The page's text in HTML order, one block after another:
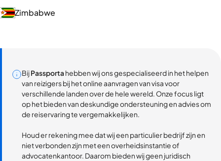
Zimbabwe
BijPassportahebben wij ons gespecialiseerd in het helpen
van reizigers bij het online aanvragen van visa voor
verschillende landen over de hele wereld. Onze focus ligt
op het bieden van deskundige ondersteuning en advies om
de reiservaring te vergemakkelijken.
Houd er rekening mee dat wij een particulier bedrijf zijn en
niet verbonden zijn met een overheidsinstantie of
advocatenkantoor. Daarom bieden wij geen juridisch